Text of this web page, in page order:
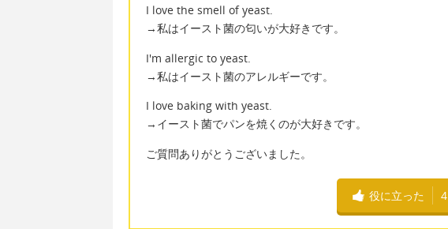
I love the smell of yeast.
→私はイースト菌の匂いが大好きです。
I'm allergic to yeast.
→私はイースト菌のアレルギーです。
I love baking with yeast.
→イースト菌でパンを焼くのが大好きです。
ご質問ありがとうございました。
役に立った 4